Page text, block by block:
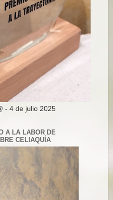
- 4 de julio 2025
A LA LABOR DE
CELIAQUÍA